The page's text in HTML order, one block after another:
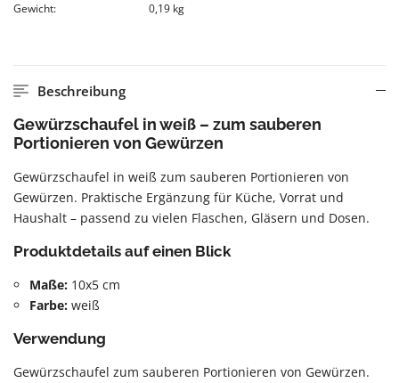
Gewicht:
0,19 kg
Beschreibung
Gewürzschaufel in weiß – zum sauberen
Portionieren von Gewürzen
Gewürzschaufel in weiß zum sauberen Portionieren von
Gewürzen. Praktische Ergänzung für Küche, Vorrat und
Haushalt – passend zu vielen Flaschen, Gläsern und Dosen.
Produktdetails auf einen Blick
Maße: 10x5 cm
Farbe: weiß
Verwendung
Gewürzschaufel zum sauberen Portionieren von Gewürzen.